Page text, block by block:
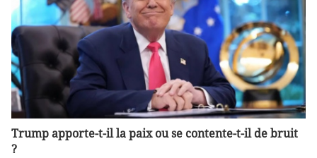
Trump apporte-t-il la paix ou se contente-t-il de bruit
?